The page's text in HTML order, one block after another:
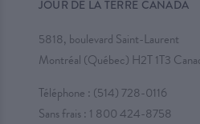
JOUR DE LA TERRE CANADA
5818, boulevard Saint-Laurent
Montréal (Québec) H2T 1T3
Téléphone : (514) 728-0116
Sans frais : 1 800 424-8758